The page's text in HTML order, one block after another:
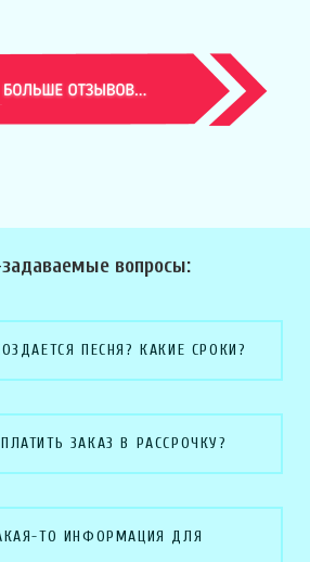
вопросы:
ПЕСНЯ? КАКИЕ СРОКИ?
ЗАКАЗ В РАССРОЧКУ?
ТО ИНФОРМАЦИЯ ДЛЯ